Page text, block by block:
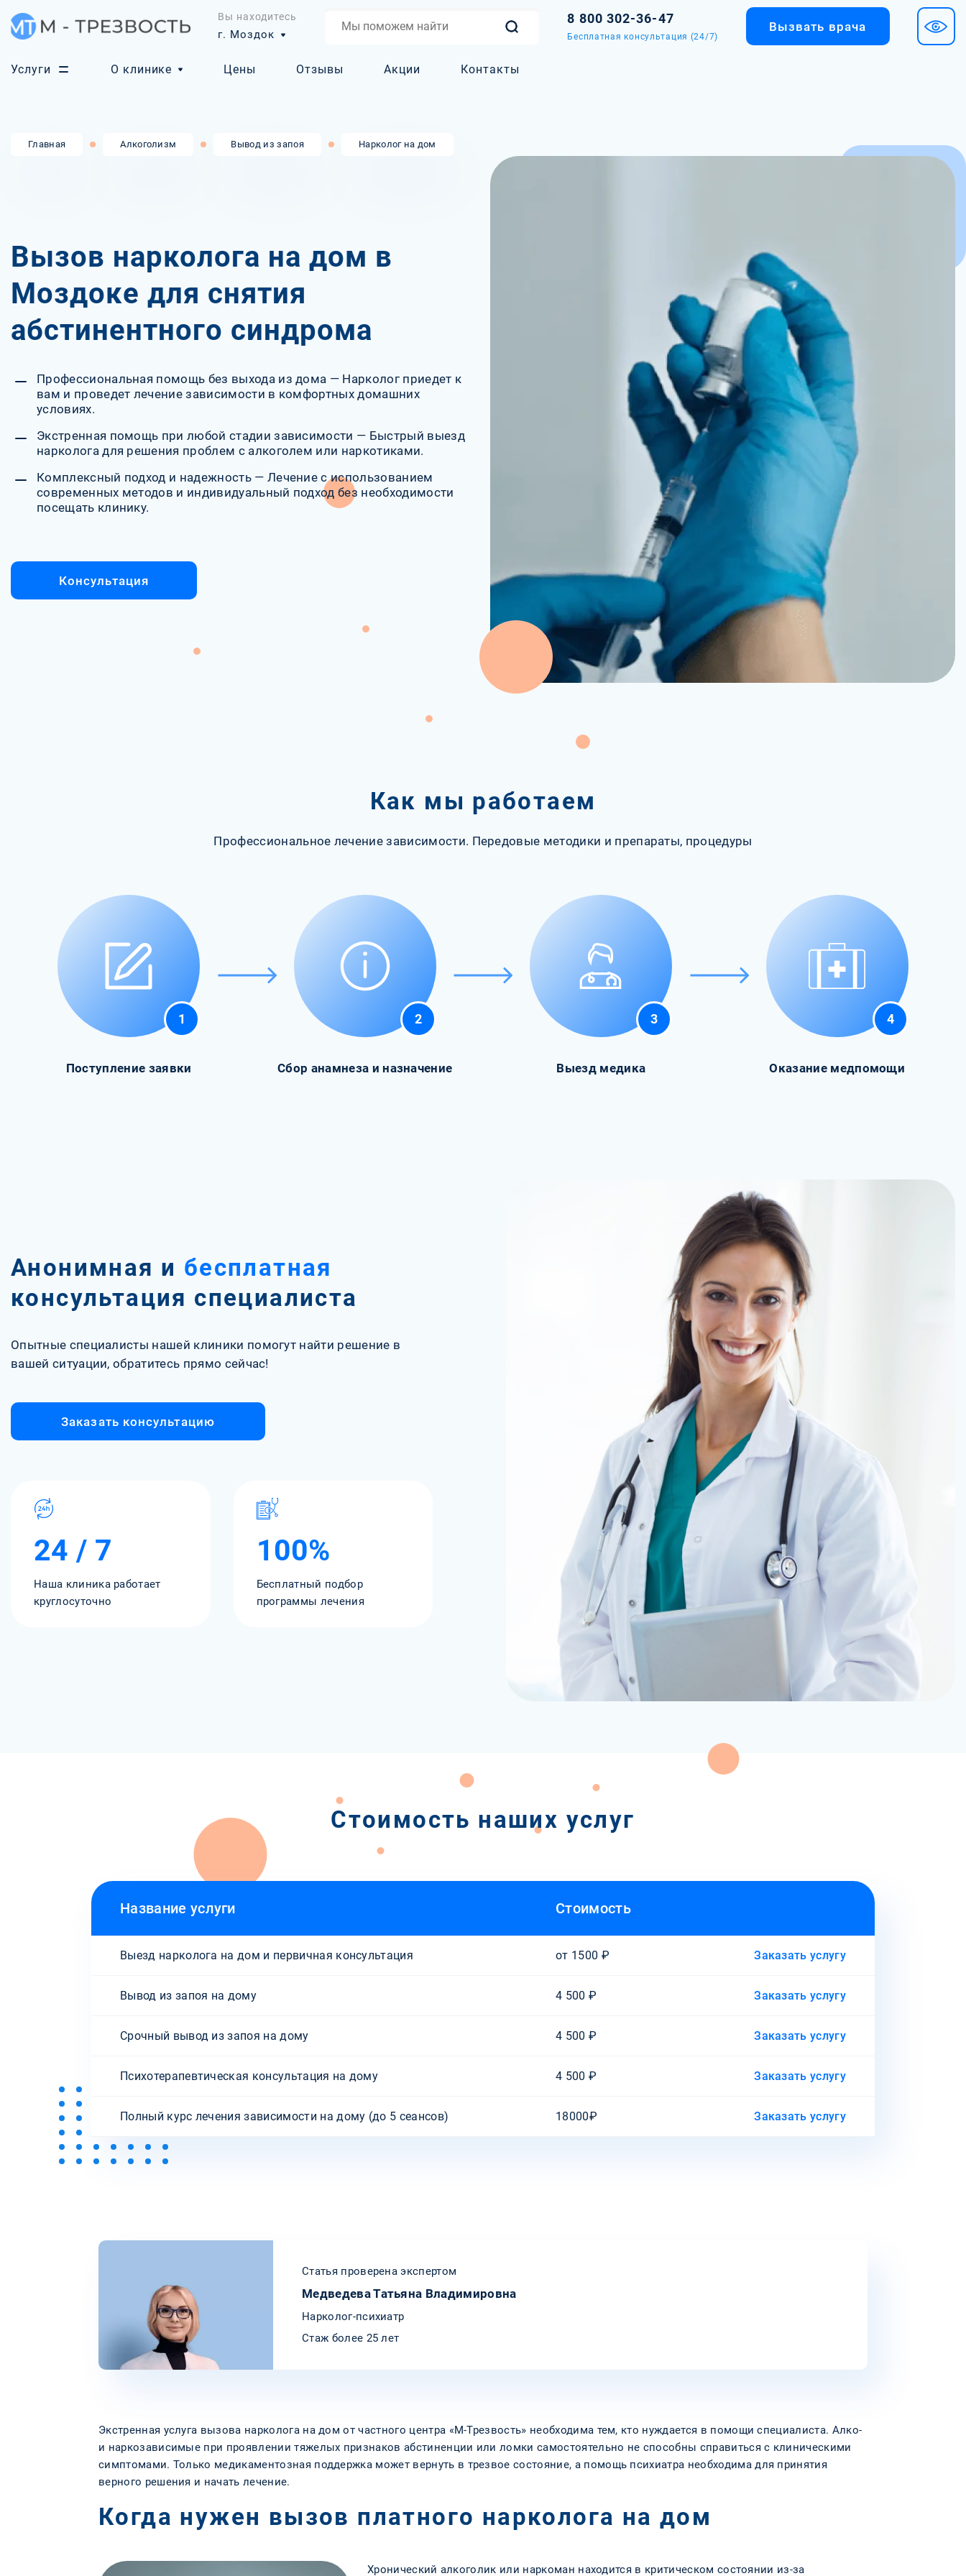
Вы находитесь
г. Моздок
8 800 302-36-47
Бесплатная консультация (24/7)
Вызвать врача
Услуги О клинике Цены Отзывы Акции Контакты
Главная Алкоголизм Вывод из запоя Нарколог на дом
Вызов нарколога на дом в
Моздоке для снятия
абстинентного синдрома
Профессиональная помощь без выхода из дома — Нарколог приедет к
вам и проведет лечение зависимости в комфортных домашних
условиях.
Экстренная помощь при любой стадии зависимости — Быстрый выезд
нарколога для решения проблем с алкоголем или наркотиками.
Комплексный подход и надежность — Лечение с использованием
современных методов и индивидуальный подход без необходимости
посещать клинику.
Консультация
Как мы работаем
Профессиональное лечение зависимости. Передовые методики и препараты, процедуры
1
Поступление заявки
2
Сбор анамнеза и назначение
3
Выезд медика
4
Оказание медпомощи
Анонимная и бесплатная
консультация специалиста
Опытные специалисты нашей клиники помогут найти решение в
вашей ситуации, обратитесь прямо сейчас!
Заказать консультацию
24 / 7
Наша клиника работает
круглосуточно
100%
Бесплатный подбор
программы лечения
Стоимость наших услуг
Название услуги Стоимость
Выезд нарколога на дом и первичная консультация от 1500 ₽ Заказать услугу
Вывод из запоя на дому 4 500 ₽ Заказать услугу
Срочный вывод из запоя на дому 4 500 ₽ Заказать услугу
Психотерапевтическая консультация на дому 4 500 ₽ Заказать услугу
Полный курс лечения зависимости на дому (до 5 сеансов) 18000₽ Заказать услугу
Статья проверена экспертом
Медведева Татьяна Владимировна
Нарколог-психиатр
Стаж более 25 лет
Экстренная услуга вызова нарколога на дом от частного центра «М-Трезвость» необходима тем, кто нуждается в помощи специалиста. Алко-
и наркозависимые при проявлении тяжелых признаков абстиненции или ломки самостоятельно не способны справиться с клиническими
симптомами. Только медикаментозная поддержка может вернуть в трезвое состояние, а помощь психиатра необходима для принятия
верного решения и начать лечение.
Когда нужен вызов платного нарколога на дом
Хронический алкоголик или наркоман находится в критическом состоянии из-за